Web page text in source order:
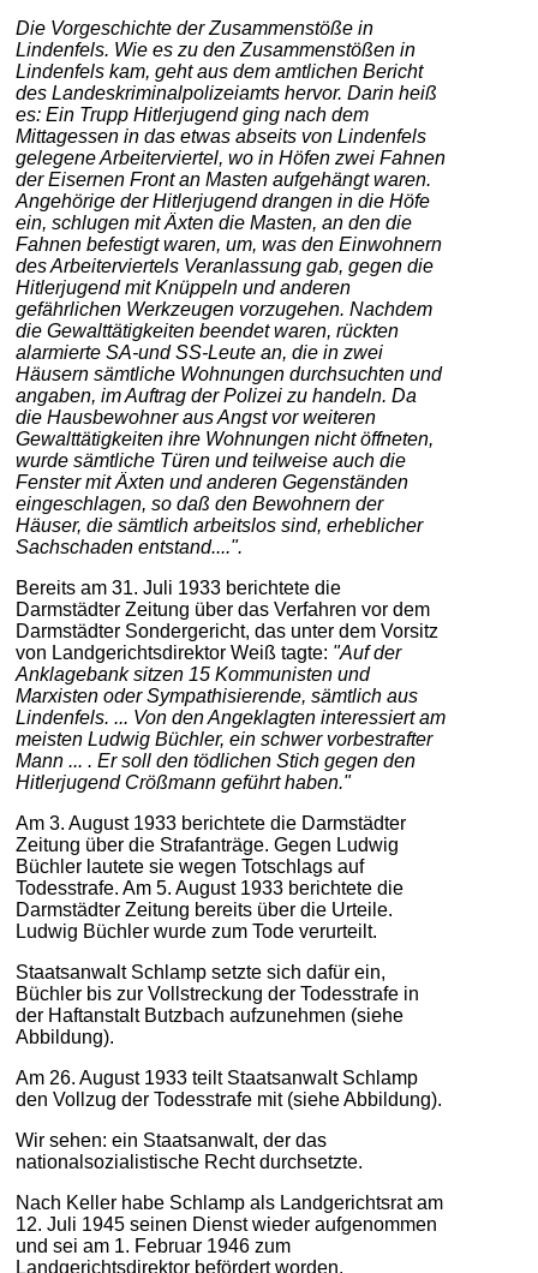
Die Vorgeschichte der Zusammenstöße in
Lindenfels. Wie es zu den Zusammenstößen in
Lindenfels kam, geht aus dem amtlichen Bericht
des Landeskriminalpolizeiamts hervor. Darin heiß
es: Ein Trupp Hitlerjugend ging nach dem
Mittagessen in das etwas abseits von Lindenfels
gelegene Arbeiterviertel, wo in Höfen zwei Fahnen
der Eisernen Front an Masten aufgehängt waren.
Angehörige der Hitlerjugend drangen in die Höfe
ein, schlugen mit Äxten die Masten, an den die
Fahnen befestigt waren, um, was den Einwohnern
des Arbeiterviertels Veranlassung gab, gegen die
Hitlerjugend mit Knüppeln und anderen
gefährlichen Werkzeugen vorzugehen. Nachdem
die Gewalttätigkeiten beendet waren, rückten
alarmierte SA-und SS-Leute an, die in zwei
Häusern sämtliche Wohnungen durchsuchten und
angaben, im Auftrag der Polizei zu handeln. Da
die Hausbewohner aus Angst vor weiteren
Gewalttätigkeiten ihre Wohnungen nicht öffneten,
wurde sämtliche Türen und teilweise auch die
Fenster mit Äxten und anderen Gegenständen
eingeschlagen, so daß den Bewohnern der
Häuser, die sämtlich arbeitslos sind, erheblicher
Sachschaden entstand....".
Bereits am 31. Juli 1933 berichtete die
Darmstädter Zeitung über das Verfahren vor dem
Darmstädter Sondergericht, das unter dem Vorsitz
von Landgerichtsdirektor Weiß tagte: "Auf der
Anklagebank sitzen 15 Kommunisten und
Marxisten oder Sympathisierende, sämtlich aus
Lindenfels. ... Von den Angeklagten interessiert am
meisten Ludwig Büchler, ein schwer vorbestrafter
Mann ... . Er soll den tödlichen Stich gegen den
Hitlerjugend Crößmann geführt haben."
Am 3. August 1933 berichtete die Darmstädter
Zeitung über die Strafanträge. Gegen Ludwig
Büchler lautete sie wegen Totschlags auf
Todesstrafe. Am 5. August 1933 berichtete die
Darmstädter Zeitung bereits über die Urteile.
Ludwig Büchler wurde zum Tode verurteilt.
Staatsanwalt Schlamp setzte sich dafür ein,
Büchler bis zur Vollstreckung der Todesstrafe in
der Haftanstalt Butzbach aufzunehmen (siehe
Abbildung).
Am 26. August 1933 teilt Staatsanwalt Schlamp
den Vollzug der Todesstrafe mit (siehe Abbildung).
Wir sehen: ein Staatsanwalt, der das
nationalsozialistische Recht durchsetzte.
Nach Keller habe Schlamp als Landgerichtsrat am
12. Juli 1945 seinen Dienst wieder aufgenommen
und sei am 1. Februar 1946 zum
Landgerichtsdirektor befördert worden.